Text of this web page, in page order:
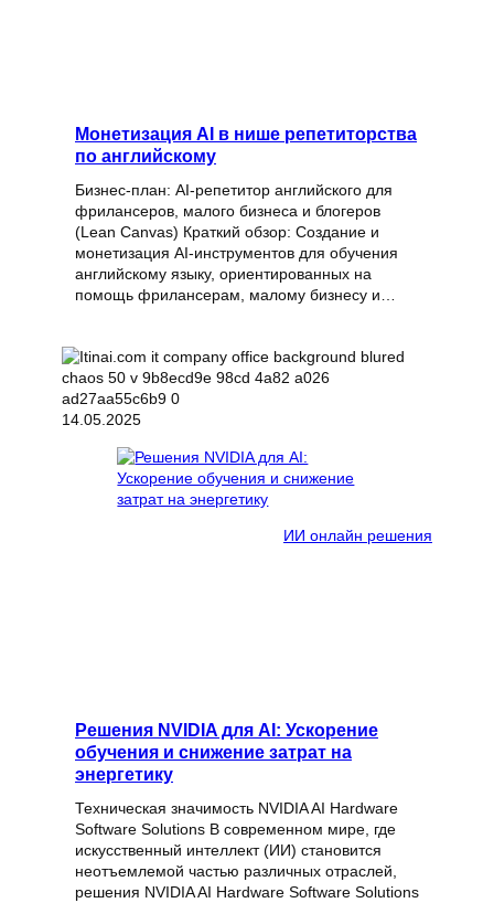
Монетизация AI в нише репетиторства
по английскому
Бизнес-план: AI-репетитор английского для
фрилансеров, малого бизнеса и блогеров
(Lean Canvas) Краткий обзор: Создание и
монетизация AI-инструментов для обучения
английскому языку, ориентированных на
помощь фрилансерам, малому бизнесу и…
14.05.2025
ИИ онлайн решения
Решения NVIDIA для AI: Ускорение
обучения и снижение затрат на
энергетику
Техническая значимость NVIDIA AI Hardware
Software Solutions В современном мире, где
искусственный интеллект (ИИ) становится
неотъемлемой частью различных отраслей,
решения NVIDIA AI Hardware Software Solutions